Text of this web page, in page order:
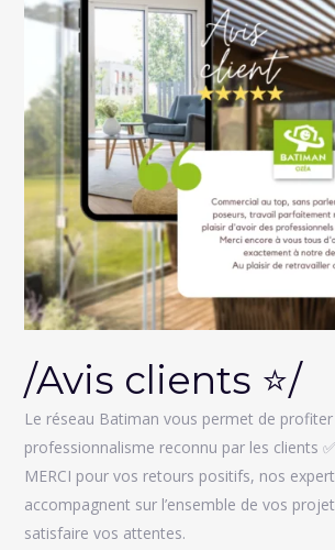
/Avis clients ⭐️/
Le réseau Batiman vous permet de profiter
professionnalisme reconnu par les clients✅
MERCI pour vos retours positifs, nos
accompagnent sur l’ensemble de vos
satisfaire vos attentes.